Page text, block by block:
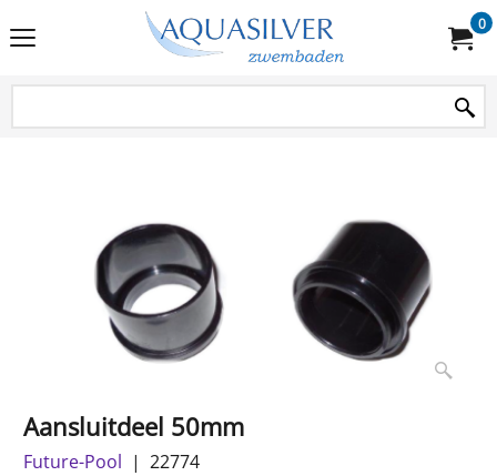
0
Aansluitdeel 50mm
Future-Pool 22774